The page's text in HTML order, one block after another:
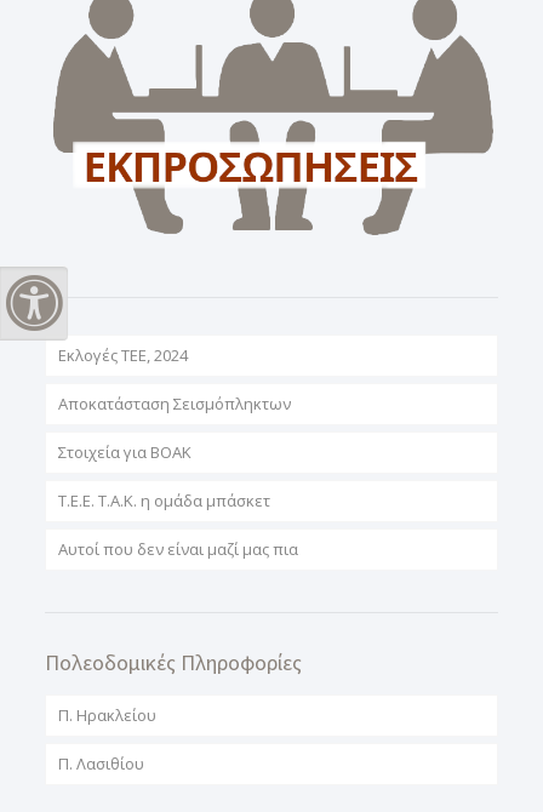
Εναλλαγή Υψηλής Αντίθεσης
Εκλογές ΤΕΕ, 2024
Αποκατάσταση Σεισμόπληκτων
Στοιχεία για ΒΟΑΚ
T.E.E. T.A.K. η ομάδα μπάσκετ
Αυτοί που δεν είναι μαζί μας πια
Πολεοδομικές Πληροφορίες
Π. Ηρακλείου
Π. Λασιθίου